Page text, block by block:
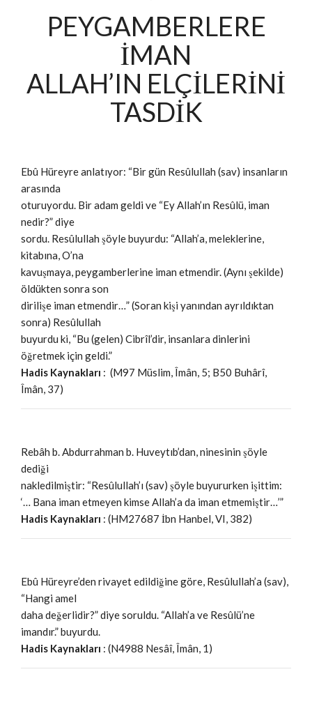
PEYGAMBERLERE
İMAN
ALLAH’IN ELÇİLERİNİ
TASDİK
Ebû Hüreyre anlatıyor: “Bir gün Resûlullah (sav) insanların
arasında
oturuyordu. Bir adam geldi ve “Ey Allah’ın Resûlü, iman
nedir?” diye
sordu. Resûlullah şöyle buyurdu: “Allah’a, meleklerine,
kitabına, O’na
kavuşmaya, peygamberlerine iman etmendir. (Aynı şekilde)
öldükten sonra son
dirilişe iman etmendir…” (Soran kişi yanından ayrıldıktan
sonra) Resûlullah
buyurdu ki, “Bu (gelen) Cibrîl’dir, insanlara dinlerini
öğretmek için geldi.”
Hadis Kaynakları : (M97 Müslim, Îmân, 5; B50 Buhârî,
Îmân, 37)
Rebâh b. Abdurrahman b. Huveytıb’dan, ninesinin şöyle
dediği
nakledilmiştir: “Resûlullah’ı (sav) şöyle buyururken işittim:
‘… Bana iman etmeyen kimse Allah’a da iman etmemiştir…’”
Hadis Kaynakları : (HM27687 İbn Hanbel, VI, 382)
Ebû Hüreyre’den rivayet edildiğine göre, Resûlullah’a (sav),
“Hangi amel
daha değerlidir?” diye soruldu. “Allah’a ve Resûlü’ne
imandır.” buyurdu.
Hadis Kaynakları : (N4988 Nesâî, Îmân, 1)